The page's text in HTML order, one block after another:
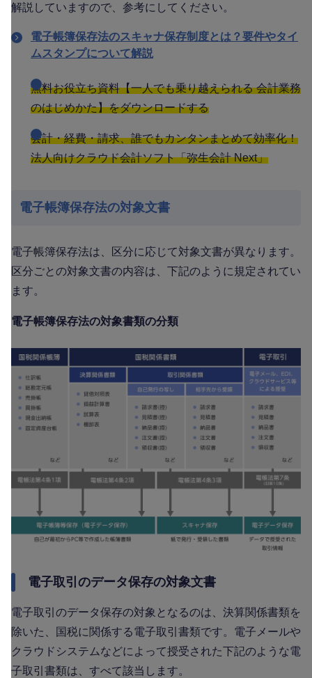
解説していますので、参考にしてください。
電子帳簿保存法のスキャナ保存制度とは？要件やタイ
ムスタンプについて解説
無料お役立ち資料【一人でも乗り越えられる 会計業務
のはじめかた】をダウンロードする
会計・経費・請求、誰でもカンタンまとめて効率化！
法人向けクラウド会計ソフト「弥生会計 Next」
電子帳簿保存法の対象文書
電子帳簿保存法は、区分に応じて対象文書が異なります。
区分ごとの対象文書の内容は、下記のように規定されてい
ます。
電子帳簿保存法の対象書類の分類
電子取引のデータ保存の対象文書
電子取引のデータ保存の対象となるのは、決算関係書類を
除いた、国税に関係する電子取引書類です。電子メールや
クラウドシステムなどによって授受された下記のような電
子取引書類は、すべて該当します。